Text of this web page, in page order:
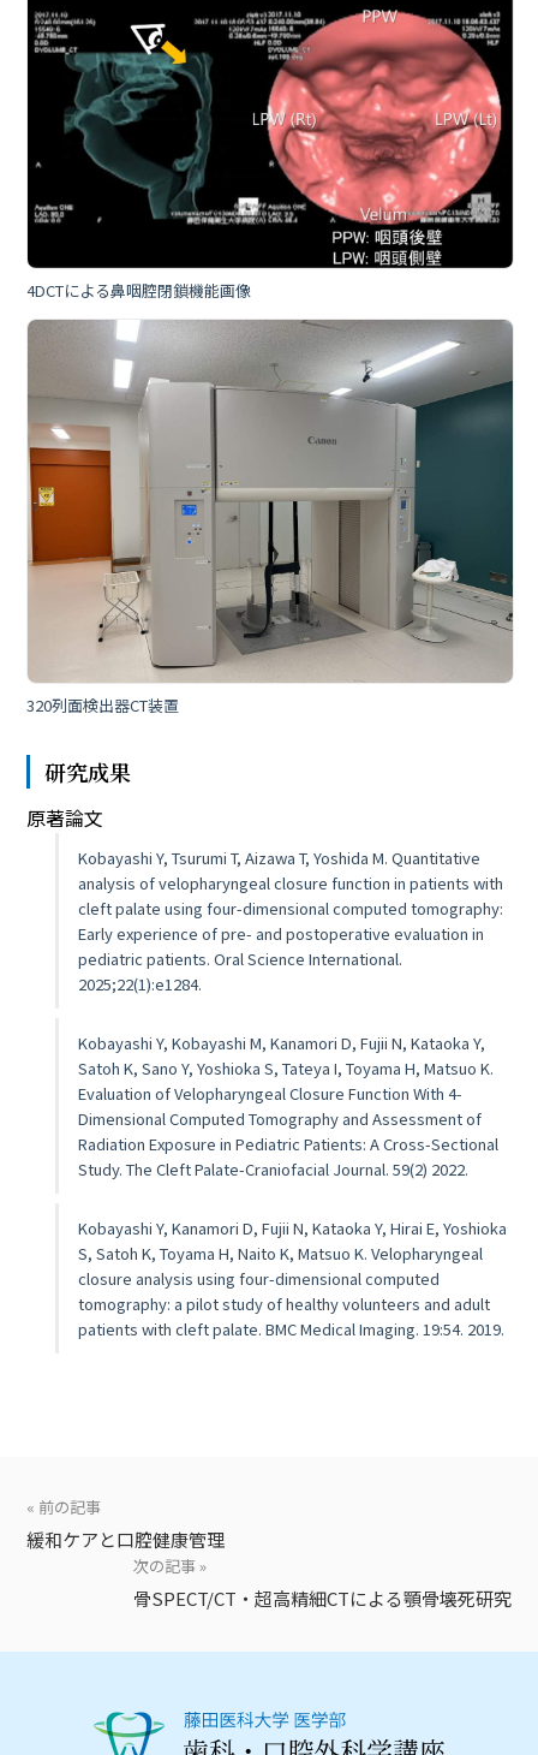
4DCTによる鼻咽腔閉鎖機能画像
320列面検出器CT装置
研究成果
原著論文
Kobayashi Y, Tsurumi T, Aizawa T, Yoshida M. Quantitative
analysis of velopharyngeal closure function in patients with
cleft palate using four-dimensional computed tomography:
Early experience of pre- and postoperative evaluation in
pediatric patients. Oral Science International.
2025;22(1):e1284.
Kobayashi Y, Kobayashi M, Kanamori D, Fujii N, Kataoka Y,
Satoh K, Sano Y, Yoshioka S, Tateya I, Toyama H, Matsuo K.
Evaluation of Velopharyngeal Closure Function With 4-
Dimensional Computed Tomography and Assessment of
Radiation Exposure in Pediatric Patients: A Cross-Sectional
Study. The Cleft Palate-Craniofacial Journal. 59(2) 2022.
Kobayashi Y, Kanamori D, Fujii N, Kataoka Y, Hirai E, Yoshioka
S, Satoh K, Toyama H, Naito K, Matsuo K. Velopharyngeal
closure analysis using four-dimensional computed
tomography: a pilot study of healthy volunteers and adult
patients with cleft palate. BMC Medical Imaging. 19:54. 2019.
« 前の記事
緩和ケアと口腔健康管理
次の記事 »
骨SPECT/CT・超高精細CTによる顎骨壊死研究